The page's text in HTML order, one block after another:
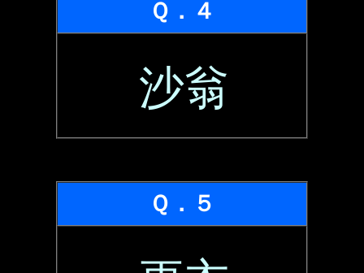
Ｑ．４
沙翁
Ｑ．５